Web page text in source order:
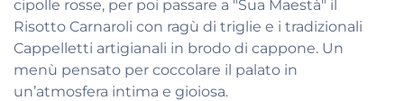
cipolle rosse, per poi passare a "Sua Maestà" il
Risotto Carnaroli con ragù di triglie e i tradizionali
Cappelletti artigianali in brodo di cappone. Un
menù pensato per coccolare il palato in
un’atmosfera intima e gioiosa.